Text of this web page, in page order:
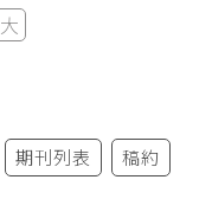
大
期刊列表 稿約